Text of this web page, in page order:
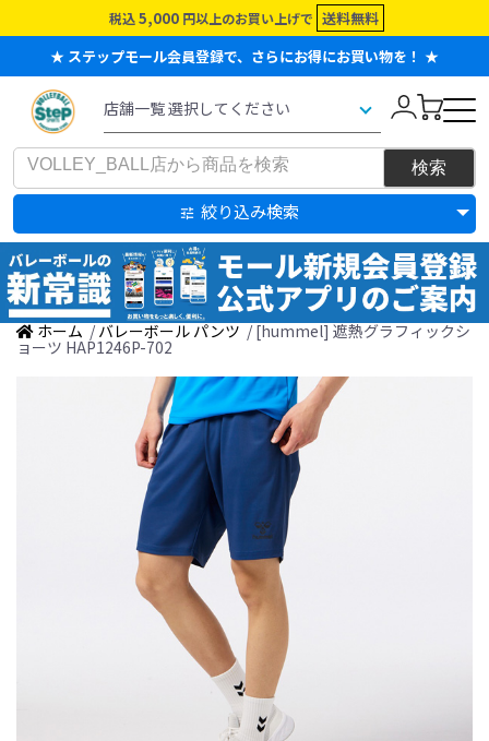
税込 5,000 円以上のお買い上げで 送料無料
★ ステップモール会員登録で、さらにお得にお買い物を！ ★
絞り込み検索
ホーム / バレーボール パンツ / [hummel] 遮熱グラフィックシ
ョーツ HAP1246P-702